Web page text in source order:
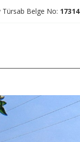
Belge No: 17314